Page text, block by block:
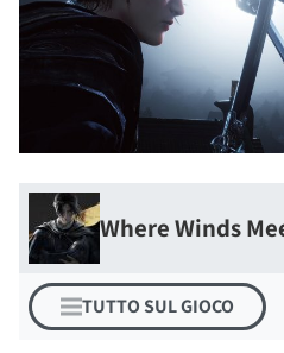
Where Winds
TUTTO SUL GIOCO